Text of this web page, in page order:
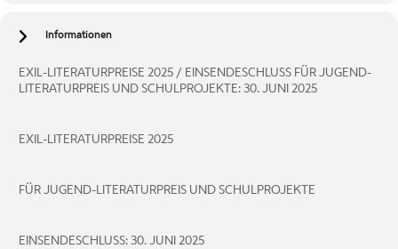
Informationen
EXIL-LITERATURPREISE 2025 / EINSENDESCHLUSS FÜR JUGEND-
LITERATURPREIS UND SCHULPROJEKTE: 30. JUNI 2025
EXIL-LITERATURPREISE 2025
FÜR JUGEND-LITERATURPREIS UND SCHULPROJEKTE
EINSENDESCHLUSS: 30. JUNI 2025